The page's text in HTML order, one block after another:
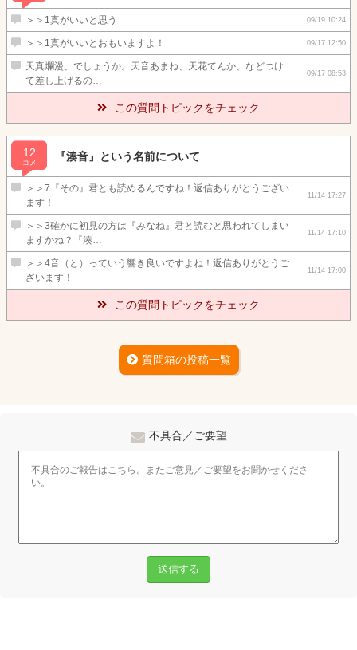
＞＞1真がいいと思う 09/19 10:24
＞＞1真がいいとおもいますよ！ 09/17 12:50
天真爛漫、でしょうか。天音あまね、天花てんか、などつけ
て差し上げるの…
09/17 08:53
この質問トピックをチェック
12
コメ
『湊音』という名前について
＞＞7『その』君とも読めるんですね！返信ありがとうござい
ます！
11/14 17:27
＞＞3確かに初見の方は『みなね』君と読むと思われてしまい
ますかね？『湊…
11/14 17:10
＞＞4音（と）っていう響き良いですよね！返信ありがとうご
ざいます！
11/14 17:00
この質問トピックをチェック
質問箱の投稿一覧
不具合／ご要望
送信する